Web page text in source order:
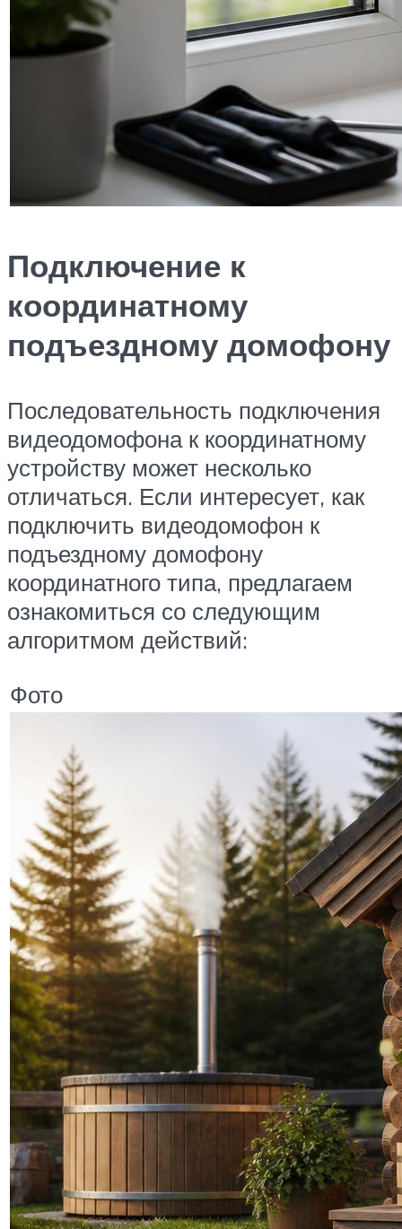
Подключение к
координатному
подъездному домофону
Последовательность подключения
видеодомофона к координатному
устройству может несколько
отличаться. Если интересует, как
подключить видеодомофон к
подъездному домофону
координатного типа, предлагаем
ознакомиться со следующим
алгоритмом действий:
Фото